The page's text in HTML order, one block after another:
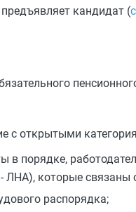
кандидат (
с открытыми
в порядке,
которые связаны
распорядка;